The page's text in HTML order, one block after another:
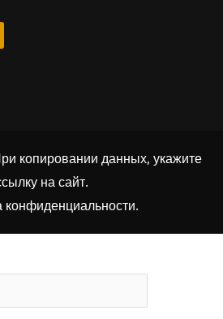
копировании данных, укажите
на сайт.
конфиденциальности.